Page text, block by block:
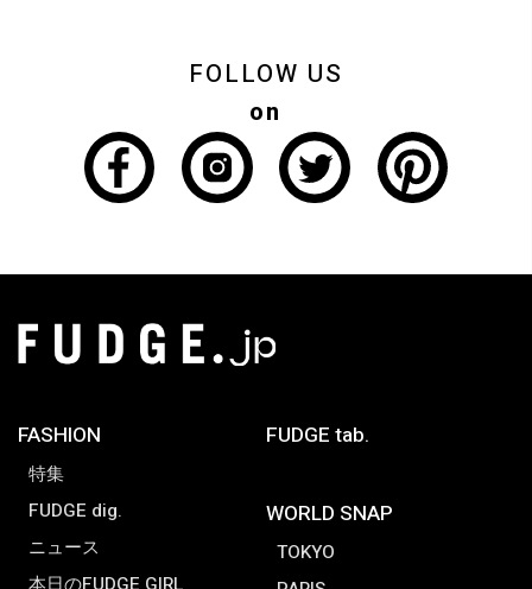
FOLLOW US
on
FASHION
特集
FUDGE dig.
ニュース
FUDGE tab.
WORLD SNAP
TOKYO